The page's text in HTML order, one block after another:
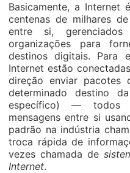
Basicamente, a Internet
centenas de milhares de
entre si,
organizações para
destinos digitais. Para
Internet estão
direção enviar pacotes
determinado destino
específico) — todos
mensagens entre si
padrão na indústria
troca rápida de
vezes chamada de
Internet.